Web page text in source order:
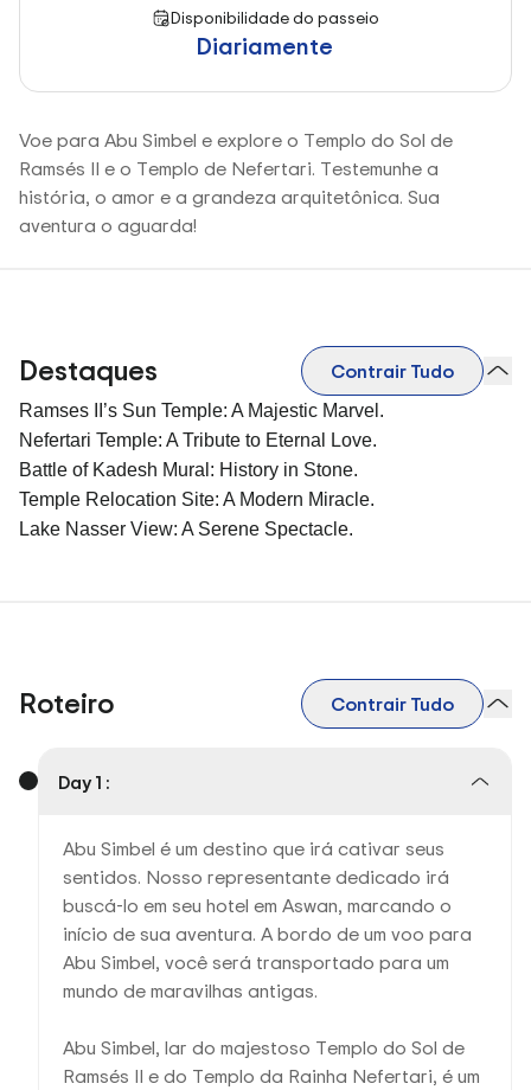
Disponibilidade do passeio
Diariamente
Voe para Abu Simbel e explore o Templo do Sol de
Ramsés II e o Templo de Nefertari. Testemunhe a
história, o amor e a grandeza arquitetônica. Sua
aventura o aguarda!
Destaques Contrair Tudo
Ramses II’s Sun Temple: A Majestic Marvel.
Nefertari Temple: A Tribute to Eternal Love.
Battle of Kadesh Mural: History in Stone.
Temple Relocation Site: A Modern Miracle.
Lake Nasser View: A Serene Spectacle.
Roteiro Contrair Tudo
Day 1 :
Abu Simbel é um destino que irá cativar seus
sentidos. Nosso representante dedicado irá
buscá-lo em seu hotel em Aswan, marcando o
início de sua aventura. A bordo de um voo para
Abu Simbel, você será transportado para um
mundo de maravilhas antigas.
Abu Simbel, lar do majestoso Templo do Sol de
Ramsés II e do Templo da Rainha Nefertari, é um